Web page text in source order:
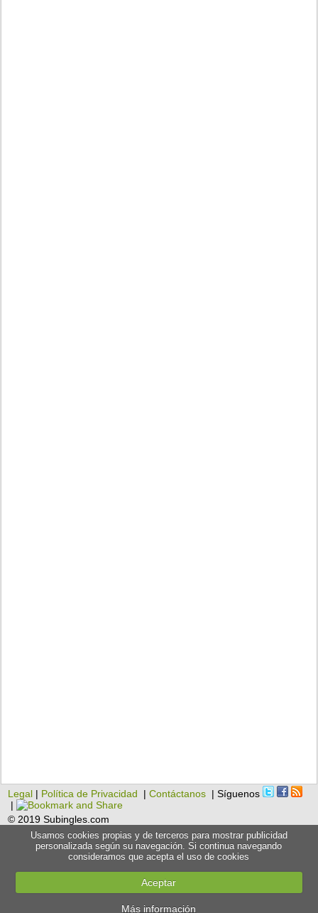
Legal | Política de Privacidad |Contáctanos | Síguenos
|
© 2019 Subingles.com
Usamos cookies propias y de terceros para mostrar publicidad
personalizada según su navegación. Si continua navegando
consideramos que acepta el uso de cookies
Aceptar
Más información